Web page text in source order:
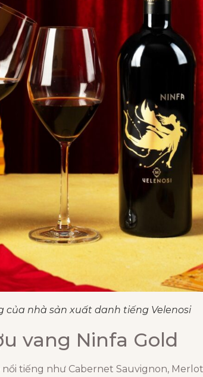
của nhà sản xuất danh tiếng Velenosi
vang Ninfa Gold
tiếng như Cabernet Sauvignon,